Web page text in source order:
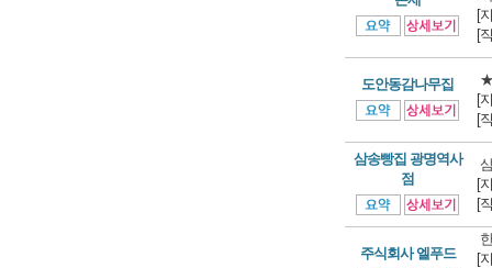
[
[
도안동감나무집
★
[
[
삼송빵집 광명역사
점
[
[
주식회사 엘푸드
[